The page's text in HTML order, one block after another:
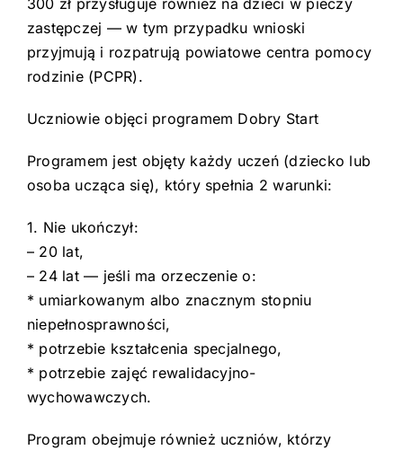
300 zł przysługuje również na dzieci w pieczy
zastępczej — w tym przypadku wnioski
przyjmują i rozpatrują powiatowe centra pomocy
rodzinie (PCPR).
Uczniowie objęci programem Dobry Start
Programem jest objęty każdy uczeń (dziecko lub
osoba ucząca się), który spełnia 2 warunki:
1. Nie ukończył:
– 20 lat,
– 24 lat — jeśli ma orzeczenie o:
* umiarkowanym albo znacznym stopniu
niepełnosprawności,
* potrzebie kształcenia specjalnego,
* potrzebie zajęć rewalidacyjno-
wychowawczych.
Program obejmuje również uczniów, którzy